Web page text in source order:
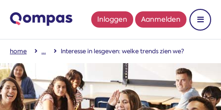
Inloggen Aanmelden
Toon
home Interesse in lesgeven: welke trends zien we?